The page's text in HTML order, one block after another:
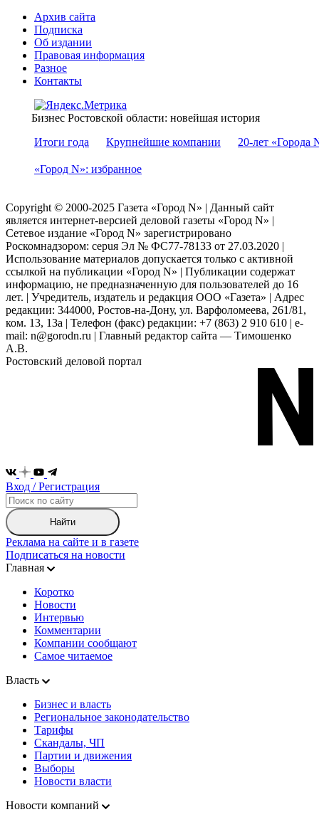
Архив сайта
Подписка
Об издании
Правовая информация
Разное
Контакты
Бизнес Ростовской области: новейшая история
Итоги года
Крупнейшие компании 20-лет «Города
«Город N»: избранное
Copyright © 2000-2025 Газета «Город N» | Данный сайт
является интернет-версией деловой газеты «Город N» |
Сетевое издание «Город N» зарегистрировано
Роскомнадзором: серuя Эл № ФС77-78133 от 27.03.2020 |
Использование материалов допускается только с активной
ссылкой на публикации «Город N» | Публикации содержат
информацию, не предназначенную для пользователей до 16
лет. | Учредитель, издатель и редакция ООО «Газета» | Адрес
редакции: 344000, Ростов-на-Дону, ул. Варфоломеева, 261/81,
ком. 13, 13а | Телефон (факс) редакции: +7 (863) 2 910 610 | e-
mail: n@gorodn.ru | Главный редактор сайта — Тимошенко
А.В.
Ростовский деловой портал
Вход / Регистрация
Найти
Реклама на сайте и в газете
Подписаться на новости
Главная
Коротко
Новости
Интервью
Комментарии
Компании сообщают
Самое читаемое
Власть
Бизнес и власть
Региональное законодательство
Тарифы
Скандалы, ЧП
Партии и движения
Выборы
Новости власти
Новости компаний